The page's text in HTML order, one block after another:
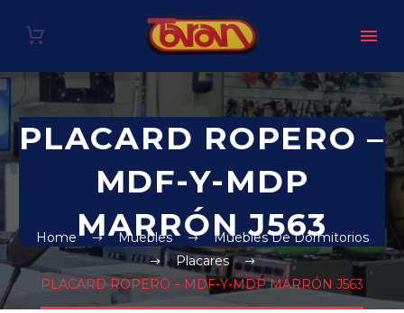
PLACARD ROPERO –
MDF-Y-MDP
MARRÓN J563
Home Muebles
Muebles De Dormitorios
Placares
PLACARD ROPERO – MDF-Y-MDP MARRÓN J563